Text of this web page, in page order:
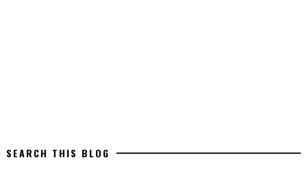
SEARCH THIS BLOG